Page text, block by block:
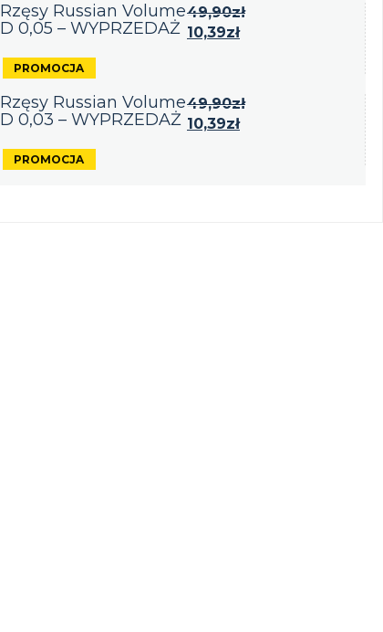
Rzęsy Russian Volume
D 0,05 – WYPRZEDAŻ
49,90zł
10,39zł
Rzęsy Russian Volume
D 0,03 – WYPRZEDAŻ
49,90zł
10,39zł